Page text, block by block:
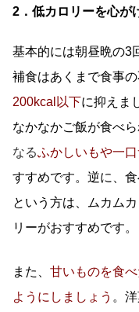
2．低カロリーを心が
基本的には朝昼晩の3
補食はあくまで食事
200kcal以下に抑えま
なかなかご飯が食べ
なるふかしいもや一
すすめです。逆に、
という方は、ムカム
リーがおすすめです。
また、 甘いものを食
ようにしましょう 。